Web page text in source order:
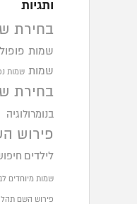
ותגיות
בחירת
שמות
שמות שמות
בחירת
בנומרולוגיה
פירוש
לילדים
שמות מיוחדים
פירוש השם תהל